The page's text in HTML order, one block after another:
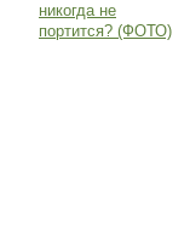
никогда не
портится? (ФОТО)